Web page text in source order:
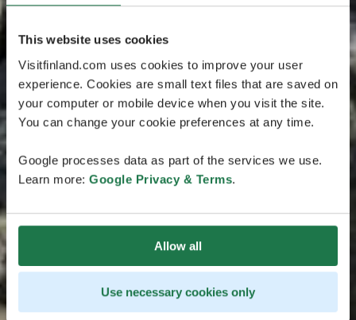
This website uses cookies
Visitfinland.com uses cookies to improve your user
experience. Cookies are small text files that are saved on
your computer or mobile device when you visit the site.
You can change your cookie preferences at any time.
Google processes data as part of the services we use.
Learn more: Google Privacy & Terms.
Allow all
Use necessary cookies only